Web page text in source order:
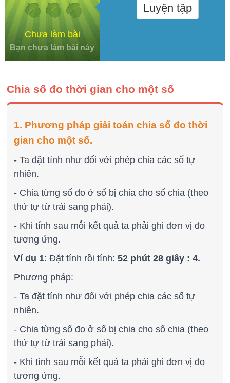
Chưa làm bài
Bạn chưa làm bài này
Luyện tập
Chia số đo thời gian cho một số
1. Phương pháp giải toán chia số đo thời
gian cho một số.
- Ta đặt tính như đối với phép chia các số tự
nhiên.
- Chia từng số đo ở số bị chia cho số chia (theo
thứ tự từ trái sang phải).
- Khi tính sau mỗi kết quả ta phải ghi đơn vị đo
tương ứng.
Ví dụ 1: Đặt tính rồi tính:52 phút 28 giây : 4.
Phương pháp:
- Ta đặt tính như đối với phép chia các số tự
nhiên.
- Chia từng số đo ở số bị chia cho số chia (theo
thứ tự từ trái sang phải).
- Khi tính sau mỗi kết quả ta phải ghi đơn vị đo
tương ứng.